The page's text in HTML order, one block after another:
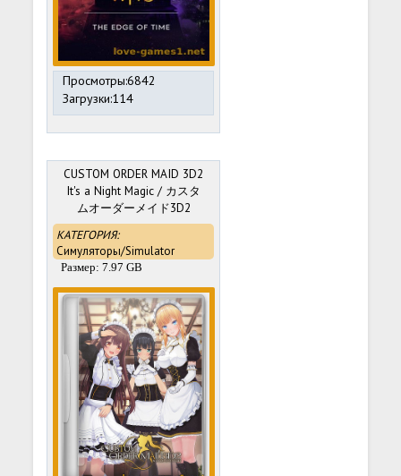
Просмотры:6842
Загрузки:114
CUSTOM ORDER MAID 3D2
It's a Night Magic / カスタ
ムオーダーメイド3D2
(2019) PC
КАТЕГОРИЯ:
Симуляторы/Simulator
Размер: 7.97 GB